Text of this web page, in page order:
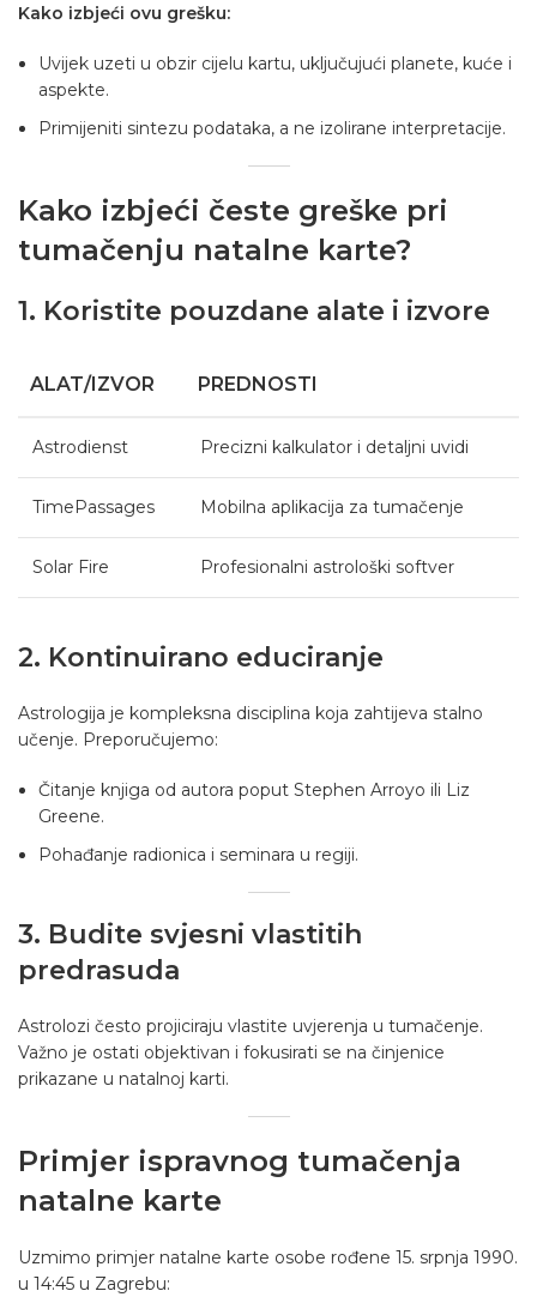
Kako izbjeći ovu grešku:
Uvijek uzeti u obzir cijelu kartu, uključujući planete, kuće i
aspekte.
Primijeniti sintezu podataka, a ne izolirane interpretacije.
Kako izbjeći česte greške pri
tumačenju natalne karte?
1. Koristite pouzdane alate i izvore
ALAT/IZVOR PREDNOSTI
Astrodienst Precizni kalkulator i detaljni uvidi
TimePassages Mobilna aplikacija za tumačenje
Solar Fire Profesionalni astrološki softver
2. Kontinuirano educiranje
Astrologija je kompleksna disciplina koja zahtijeva stalno
učenje. Preporučujemo:
Čitanje knjiga od autora poput Stephen Arroyo ili Liz
Greene.
Pohađanje radionica i seminara u regiji.
3. Budite svjesni vlastitih
predrasuda
Astrolozi često projiciraju vlastite uvjerenja u tumačenje.
Važno je ostati objektivan i fokusirati se na činjenice
prikazane u natalnoj karti.
Primjer ispravnog tumačenja
natalne karte
Uzmimo primjer natalne karte osobe rođene 15. srpnja 1990.
u 14:45 u Zagrebu: